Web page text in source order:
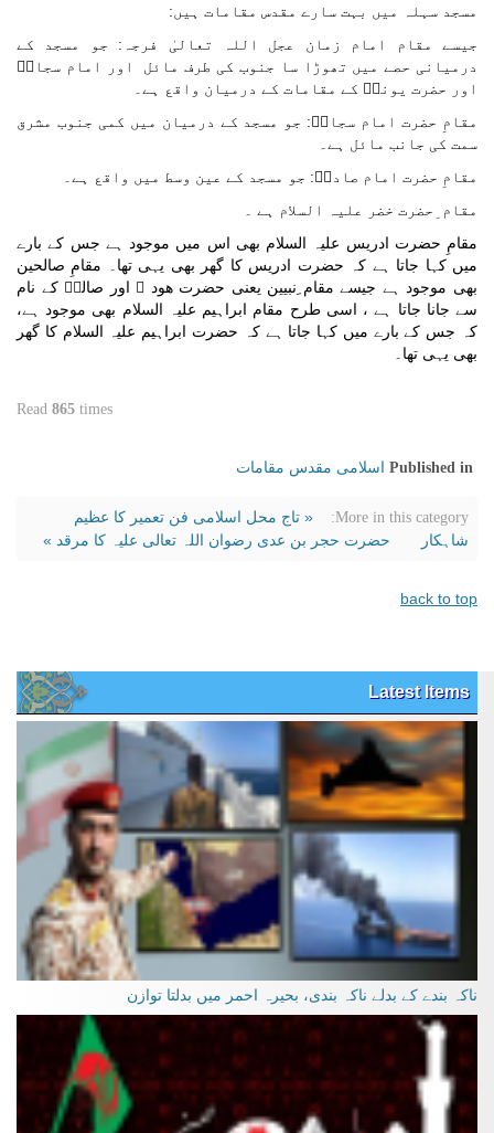
مسجد سہلہ میں بہت سارے مقدس مقامات ہیں:
جیسے مقام امام زمان عجل اللہ تعالیٰ فرجہ: جو مسجد کے
درمیانی حصے میں تھوڑا سا جنوب کی طرف مائل اور امام سجادؑ
اور حضرت یونسؑ کے مقامات کے درمیان واقع ہے۔
مقامِ حضرت امام سجادؑ: جو مسجد کے درمیان میں کمی جنوب مشرق
سمت کی جانب مائل ہے۔
مقامِ حضرت امام صادقؑ: جو مسجد کے عین وسط میں واقع ہے۔
مقام ِحضرت خضر علیہ السلام ہے ۔
مقامِ حضرت ادریس علیہ السلام بھی
اس میں موجود ہے جس کے بارے
میں کہا جاتا ہے کہ حضرت ادریس کا گھر بھی یہی تھا۔ مقامِ صالحین
بھی موجود ہے جیسے مقام ِنبیین یعنی حضرت ھود ؑ اور صالحؑ کے نام
سے جانا جاتا ہے ، اسی طرح مقام ابراہیم علیہ السلام بھی موجود ہے،
کہ جس کے بارے میں کہا جاتا ہے کہ حضرت ابراہیم علیہ السلام کا گھر
بھی یہی تھا۔
Read 865 times
Published in اسلامی مقدس مقامات
More in this category:
« تاج محل اسلامی فن تعمیر کا عظیم
شاہکار
حضرت حجر بن عدی رضوان اللہ تعالی علیہ کا مرقد »
back to top
Latest Items
ناکہ بندے کے بدلے ناکہ بندی، بحیرہ احمر میں بدلتا توازن